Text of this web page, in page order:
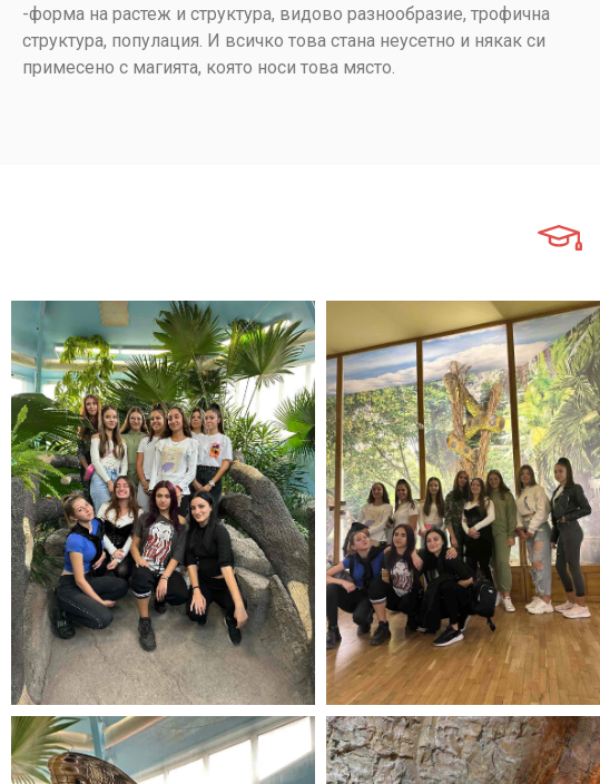
-форма на растеж и структура, видово разнообразие, трофична
структура, популация. И всичко това стана неусетно и някак си
примесено с магията, която носи това място.